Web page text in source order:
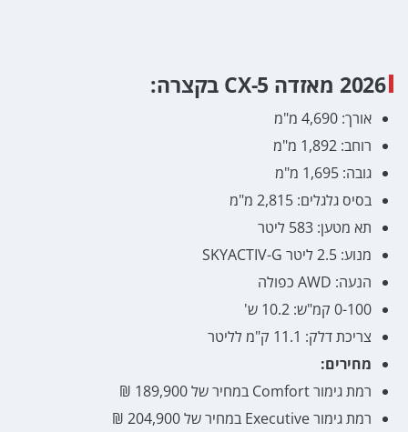
2026 מאזדה CX-5 בקצרה:
אורך: 4,690 מ"מ
רוחב: 1,892 מ"מ
גובה: 1,695 מ"מ
בסיס גלגלים: 2,815 מ"מ
תא מטען: 583 ליטר
מנוע: 2.5 ליטר SKYACTIV-G
הנעה: AWD כפולה
0-100 קמ"ש: 10.2 ש'
צריכת דלק: 11.1 ק"מ לליטר
מחירים:
רמת גימור Comfort במחיר של 189,900 ₪
רמת גימור Executive במחיר של 204,900 ₪